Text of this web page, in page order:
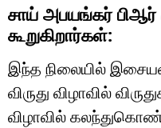
சாய் அபயங்கர் பிஆர்
கூறுகிறார்கள்:
இந்த நிலையில்
விருது விழாவில்
விழாவில்